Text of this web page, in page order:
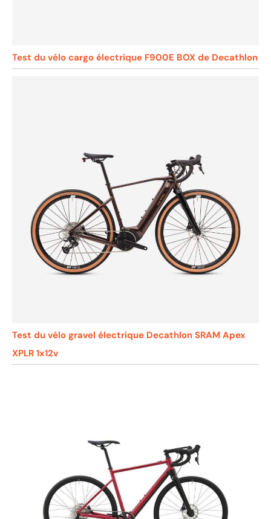
Test du vélo cargo électrique F900E BOX de Decathlon
Test du vélo gravel électrique Decathlon SRAM Apex
XPLR 1x12v